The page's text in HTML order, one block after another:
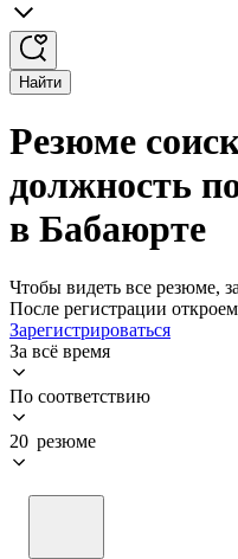
Найти
Резюме
должность
в Бабаюрте
Чтобы видеть все резюме,
После регистрации
Зарегистрироваться
За всё время
По соответствию
20 резюме